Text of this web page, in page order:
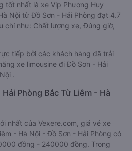
tốt nhất là xe Vip Phương Huy
Nội từ Đồ Sơn - Hải Phòng đạt 4.7
chí như: Chất lượng xe, Đúng giờ,
tiếp bởi các khách hàng đã trải
xe limousine đi Đồ Sơn - Hải
.
Phòng Bắc Từ Liêm - Hà
nhất của Vexere.com, giá vé xe
- Hà Nội - Đồ Sơn - Hải Phòng có
đồng - 240000 đồng. Trong